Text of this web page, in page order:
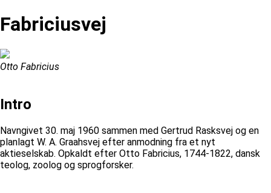
Fabriciusvej
Otto Fabricius
Intro
Navngivet 30. maj 1960 sammen med Gertrud Rasksvej og en
planlagt W. A. Graahsvej efter anmodning fra et nyt
aktieselskab. Opkaldt efter Otto Fabricius, 1744-1822, dansk
teolog, zoolog og sprogforsker.